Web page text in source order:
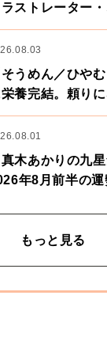
クルーニット
ストレーター
漫画家・鶴谷香
そうめん／ひや
養完結。頼り
麺
真木あかりの九
年8月前半の運
もっと見る